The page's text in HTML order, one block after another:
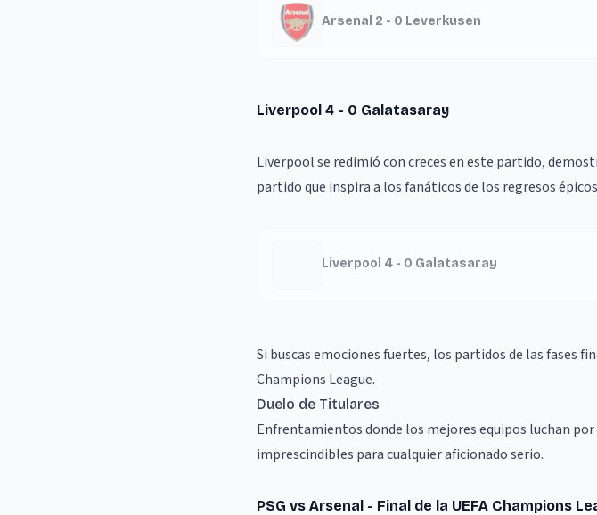
Arsenal 2 - 0 Leverkusen
Liverpool 4 - 0 Galatasaray
Liverpool se redimió con creces en este partido,
partido que inspira a los fanáticos de los regresos
Liverpool 4 - 0 Galatasaray
Si buscas emociones fuertes, los partidos de las fases
Champions League.
Duelo de Titulares
Enfrentamientos donde los mejores equipos luchan
imprescindibles para cualquier aficionado serio.
PSG vs Arsenal - Final de la UEFA Champions